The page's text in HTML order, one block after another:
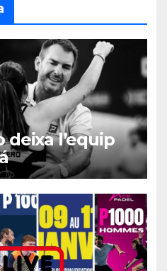
deixa l’equip